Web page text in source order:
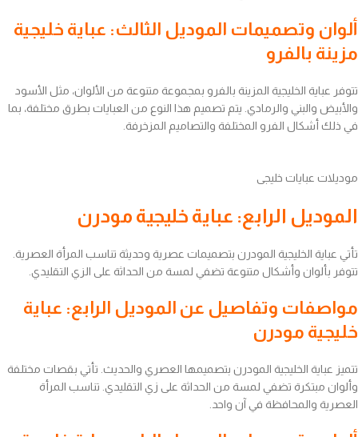
ألوان وتصميمات الموديل الثالث: عباية خليجية
مزينة بالفرو
تتوفر عباية الخليجية المزينة بالفرو بمجموعة متنوعة من الألوان، مثل الأسود
والأبيض والبني والرمادي. يتم تصميم هذا النوع من العبايات بطرق مختلفة، بما
في ذلك أشكال الفرو المختلفة والتصاميم المزخرفة.
موديلات عبايات خليجى
الموديل الرابع: عباية خليجية مودرن
تأتي عباية الخليجية المودرن بتصميمات عصرية وحديثة تناسب المرأة العصرية.
تتوفر بألوان وأشكال متنوعة تضفي لمسة من الحداثة على الزي التقليدي.
مواصفات وتفاصيل عن الموديل الرابع: عباية
خليجية مودرن
تتميز عباية الخليجية المودرن بتصميمها العصري والحديث. تأتي بقصات مختلفة
وألوان مبتكرة تضفي لمسة من الحداثة على زي التقليدي. تناسب المرأة
العصرية والمحافظة في آن واحد.